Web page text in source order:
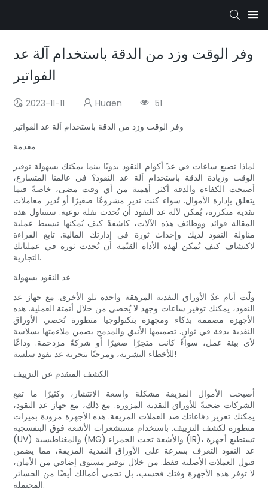
وفر الوقت وزد من الدقة باستخدام آلة عد
الفواتير
2023-11-11 Huaen
51
وفر الوقت وزد من الدقة باستخدام آلة عد الفواتير
مقدمة
لماذا تضيع ساعات في عدّ أكوام النقود يدويًا بينما يمكنك بسهولة توفير
الوقت وزيادة الدقة باستخدام آلة عد النقود؟ في عالمنا المتسارع،
أصبحت الكفاءة والدقة أكثر أهمية من أي وقت مضى، خاصةً فيما
يتعلق بإدارة الأموال. سواء كنت تدير مشروعًا صغيرًا أو تُدير معاملات
نقدية متكررة، يُمكن لآلة عد النقود أن تُحدث نقلة نوعية. ستتناول هذه
المقالة فوائد ووظائف هذه الآلات، كاشفةً كيف يُمكنها تبسيط عملية
مناولة النقود لديك وإحداث ثورة في إدارتك المالية. تابع القراءة
لاكتشاف كيف يُمكن لهذه الأداة القيّمة أن تُحدث ثورة في عملياتك
التجارية.
عد النقود بسهولة
ولّت أيام عدّ الأوراق النقدية المرهقة واحدة تلو الأخرى. مع جهاز عد
النقود، يمكنك توفير ساعات وجهد لا يُحصى من خلال أتمتة العملية. هذه
الأجهزة مصممة بذكاء ومجهزة بتكنولوجيا متطورة تُحصي الأوراق
النقدية بدقة في ثوانٍ. تصميمها الأنيق والمدمج يضمن ملاءمتها بسلاسة
لأي بيئة عمل، سواءً كانت متجرًا صغيرًا أو شركةً مزدحمة. وداعًا
للأخطاء البشرية، ومرحبًا بتجربة عد نقود سلسة!
الكشف المتقدم عن التزييف
أصبحت الأموال المزيفة مشكلة واسعة الانتشار، وكثيرًا ما تقع
الشركات ضحيةً للأوراق النقدية المزورة. مع ذلك، مع جهاز عد النقود،
يمكنك تعزيز دفاعاتك ضد العملات المزيفة. هذه الأجهزة مزودة بميزات
متطورة لكشف التزييف. باستخدام مستشعرات الأشعة فوق البنفسجية
(UV) والمغناطيسية (MG) والأشعة تحت الحمراء (IR)، تستطيع أجهزة
عد النقود التعرف بسرعة على الأوراق النقدية المزيفة، مما يضمن
قبول العملات الأصلية فقط. من خلال توفير مستوى إضافي من الأمان،
لا توفر هذه الأجهزة وقتك فحسب، بل تحمي أعمالك أيضًا من الخسائر
المحتملة.